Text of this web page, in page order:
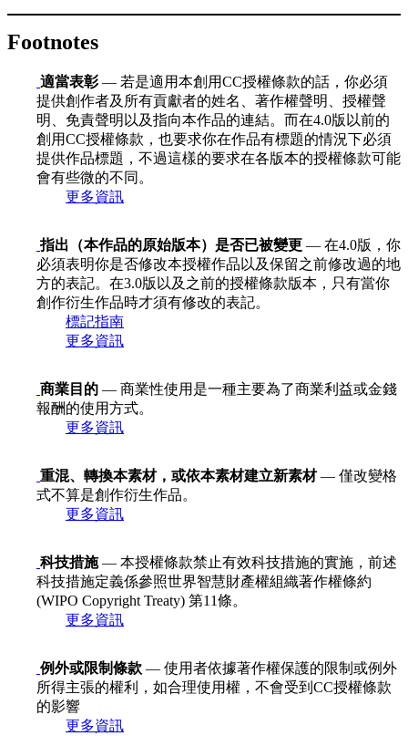
Footnotes
適當表彰— 若是適用本創用CC授權條款的話，你必須
提供創作者及所有貢獻者的姓名、著作權聲明、授權聲
明、免責聲明以及指向本作品的連結。而在4.0版以前的
創用CC授權條款，也要求你在作品有標題的情況下必須
提供作品標題，不過這樣的要求在各版本的授權條款可能
會有些微的不同。
更多資訊
指出（本作品的原始版本）是否已被變更 — 在4.0版，你
必須表明你是否修改本授權作品以及保留之前修改過的地
方的表記。在3.0版以及之前的授權條款版本，只有當你
創作衍生作品時才須有修改的表記。
標記指南
更多資訊
商業目的 — 商業性使用是一種主要為了商業利益或金錢
報酬的使用方式。
更多資訊
重混、轉換本素材，或依本素材建立新素材— 僅改變格
式不算是創作衍生作品。
更多資訊
科技措施— 本授權條款禁止有效科技措施的實施，前述
科技措施定義係參照世界智慧財產權組織著作權條約
(WIPO Copyright Treaty) 第11條。
更多資訊
例外或限制條款 — 使用者依據著作權保護的限制或例外
所得主張的權利，如合理使用權，不會受到CC授權條款
的影響
更多資訊